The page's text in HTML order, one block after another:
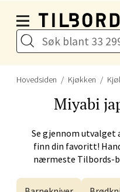
Hovedsiden Kjøkken
Miyabi
Se gjennom utvalget
finn din favoritt!
nærmeste Tilbords-
Drammen -
Gulskogen Senter,
Åpent i dag 10-21
Stavanger og
Herbarium